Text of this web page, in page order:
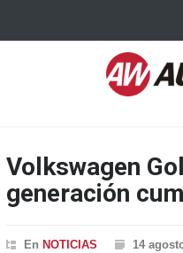
Volkswagen
generación
En NOTICIAS 14